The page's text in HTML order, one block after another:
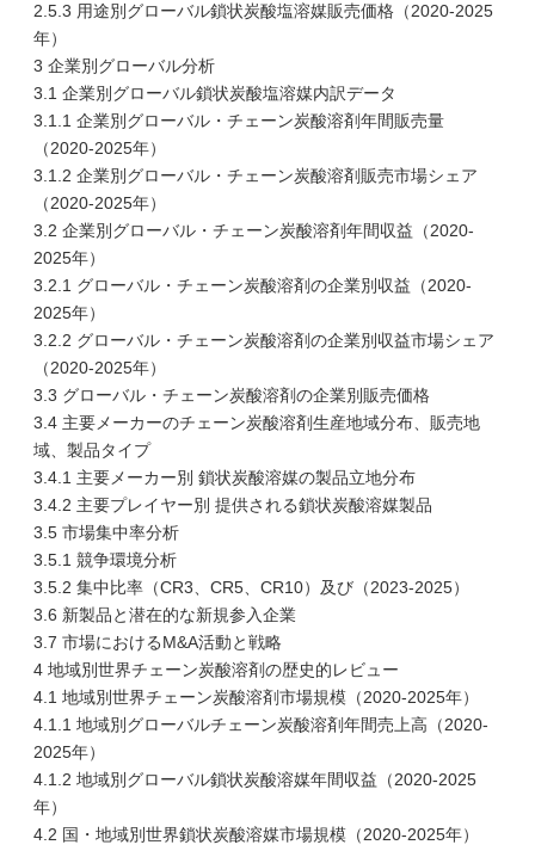
2.5.3 用途別グローバル鎖状炭酸塩溶媒販売価格（2020-2025
年）
3 企業別グローバル分析
3.1 企業別グローバル鎖状炭酸塩溶媒内訳データ
3.1.1 企業別グローバル・チェーン炭酸溶剤年間販売量
（2020-2025年）
3.1.2 企業別グローバル・チェーン炭酸溶剤販売市場シェア
（2020-2025年）
3.2 企業別グローバル・チェーン炭酸溶剤年間収益（2020-
2025年）
3.2.1 グローバル・チェーン炭酸溶剤の企業別収益（2020-
2025年）
3.2.2 グローバル・チェーン炭酸溶剤の企業別収益市場シェア
（2020-2025年）
3.3 グローバル・チェーン炭酸溶剤の企業別販売価格
3.4 主要メーカーのチェーン炭酸溶剤生産地域分布、販売地
域、製品タイプ
3.4.1 主要メーカー別 鎖状炭酸溶媒の製品立地分布
3.4.2 主要プレイヤー別 提供される鎖状炭酸溶媒製品
3.5 市場集中率分析
3.5.1 競争環境分析
3.5.2 集中比率（CR3、CR5、CR10）及び（2023-2025）
3.6 新製品と潜在的な新規参入企業
3.7 市場におけるM&A活動と戦略
4 地域別世界チェーン炭酸溶剤の歴史的レビュー
4.1 地域別世界チェーン炭酸溶剤市場規模（2020-2025年）
4.1.1 地域別グローバルチェーン炭酸溶剤年間売上高（2020-
2025年）
4.1.2 地域別グローバル鎖状炭酸溶媒年間収益（2020-2025
年）
4.2 国・地域別世界鎖状炭酸溶媒市場規模（2020-2025年）